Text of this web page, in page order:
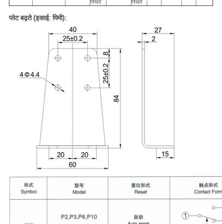
स्थिर स्थिर
प्लेट बढ़ते (इकाई: मिमी):